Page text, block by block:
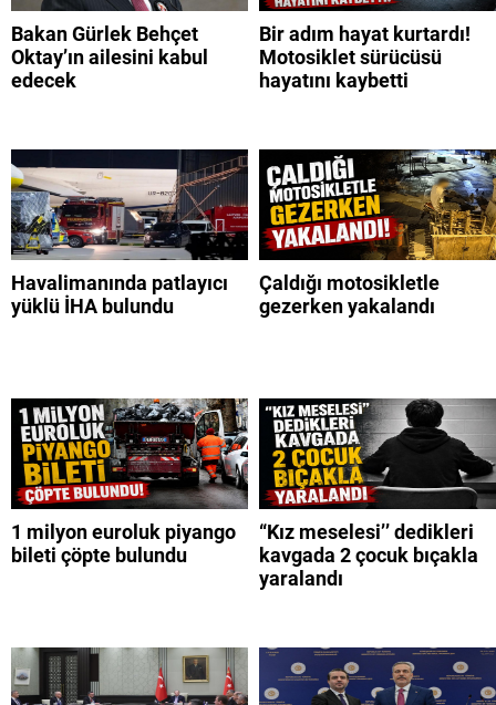
Bakan Gürlek Behçet
Oktay’ın ailesini kabul
edecek
Bir adım hayat kurtardı!
Motosiklet sürücüsü
hayatını kaybetti
Havalimanında patlayıcı
yüklü İHA bulundu
Çaldığı motosikletle
gezerken yakalandı
1 milyon euroluk piyango
bileti çöpte bulundu
“Kız meselesi’’ dedikleri
kavgada 2 çocuk bıçakla
yaralandı